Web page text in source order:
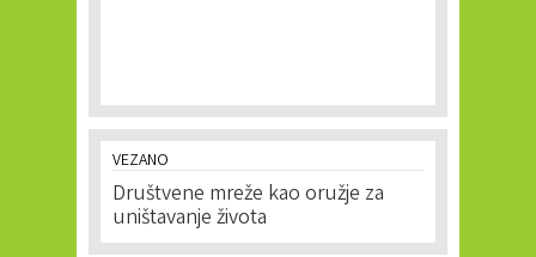
VEZANO
Društvene mreže kao oružje za
uništavanje života